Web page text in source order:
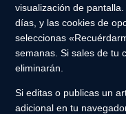
visualización de
días, y las cookies de
seleccionas
semanas. Si sales de tu
eliminarán.
Si editas o publicas un
adicional en tu